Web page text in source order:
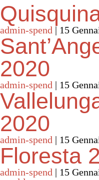
admin-spend | 15
2020
admin-spend | 15
2020
admin-spend | 15
Floresta
admin-spend | 15